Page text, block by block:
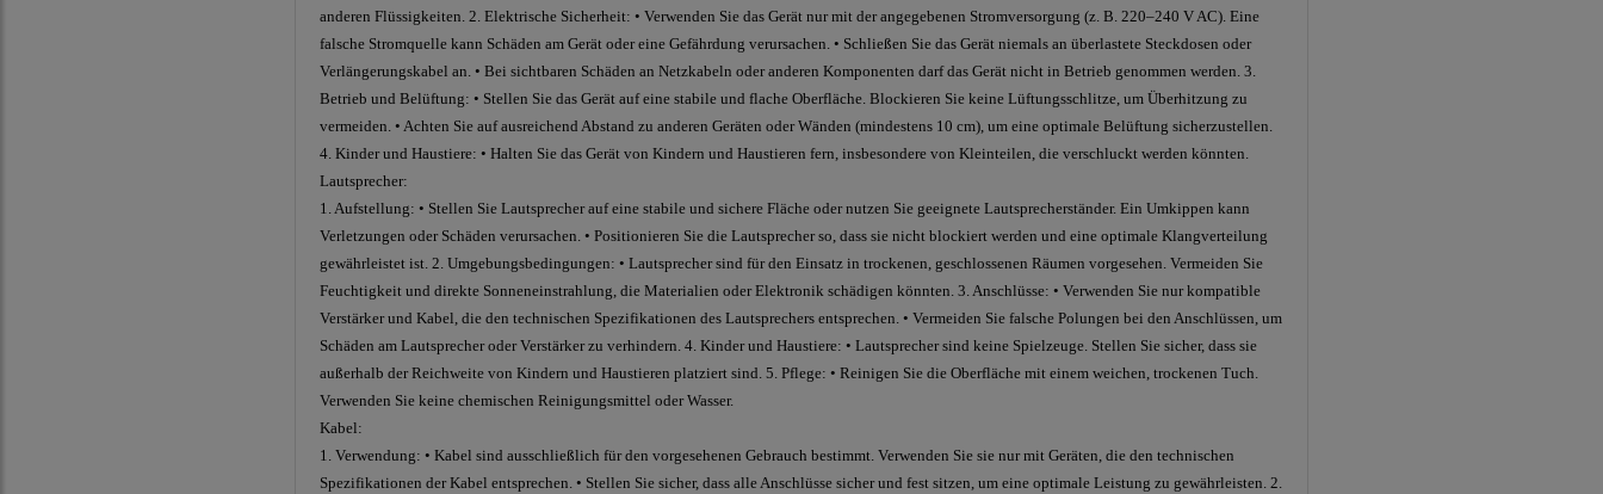
anderen Flüssigkeiten. 2. Elektrische Sicherheit: • Verwenden Sie das Gerät nur mit der angegebenen Stromversorgung (z. B. 220–240 V AC). Eine
falsche Stromquelle kann Schäden am Gerät oder eine Gefährdung verursachen. • Schließen Sie das Gerät niemals an überlastete Steckdosen oder
Verlängerungskabel an. • Bei sichtbaren Schäden an Netzkabeln oder anderen Komponenten darf das Gerät nicht in Betrieb genommen werden. 3.
Betrieb und Belüftung: • Stellen Sie das Gerät auf eine stabile und flache Oberfläche. Blockieren Sie keine Lüftungsschlitze, um Überhitzung zu
vermeiden. • Achten Sie auf ausreichend Abstand zu anderen Geräten oder Wänden (mindestens 10 cm), um eine optimale Belüftung sicherzustellen.
4. Kinder und Haustiere: • Halten Sie das Gerät von Kindern und Haustieren fern, insbesondere von Kleinteilen, die verschluckt werden könnten.
Lautsprecher:
1. Aufstellung: • Stellen Sie Lautsprecher auf eine stabile und sichere Fläche oder nutzen Sie geeignete Lautsprecherständer. Ein Umkippen kann
Verletzungen oder Schäden verursachen. • Positionieren Sie die Lautsprecher so, dass sie nicht blockiert werden und eine optimale Klangverteilung
gewährleistet ist. 2. Umgebungsbedingungen: • Lautsprecher sind für den Einsatz in trockenen, geschlossenen Räumen vorgesehen. Vermeiden Sie
Feuchtigkeit und direkte Sonneneinstrahlung, die Materialien oder Elektronik schädigen könnten. 3. Anschlüsse: • Verwenden Sie nur kompatible
Verstärker und Kabel, die den technischen Spezifikationen des Lautsprechers entsprechen. • Vermeiden Sie falsche Polungen bei den Anschlüssen, um
Schäden am Lautsprecher oder Verstärker zu verhindern. 4. Kinder und Haustiere: • Lautsprecher sind keine Spielzeuge. Stellen Sie sicher, dass sie
außerhalb der Reichweite von Kindern und Haustieren platziert sind. 5. Pflege: • Reinigen Sie die Oberfläche mit einem weichen, trockenen Tuch.
Verwenden Sie keine chemischen Reinigungsmittel oder Wasser.
Kabel:
1. Verwendung: • Kabel sind ausschließlich für den vorgesehenen Gebrauch bestimmt. Verwenden Sie sie nur mit Geräten, die den technischen
Spezifikationen der Kabel entsprechen. • Stellen Sie sicher, dass alle Anschlüsse sicher und fest sitzen, um eine optimale Leistung zu gewährleisten. 2.